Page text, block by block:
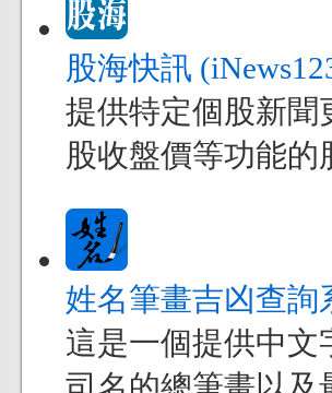
股海快訊
提供特定個股新聞
股收盤價等功能的
姓名筆畫吉凶查詢
這是一個提供中文